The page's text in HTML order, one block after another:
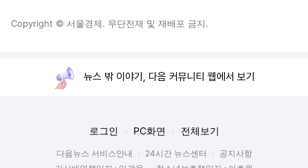
Copyright © 서울경제. 무단전재 및 재배포 금지.
뉴스 밖 이야기, 다음 커뮤니티 웹에서 보기
로그인 PC화면 전체보기
다음뉴스 서비스안내 24시간 뉴스센터
공지사항